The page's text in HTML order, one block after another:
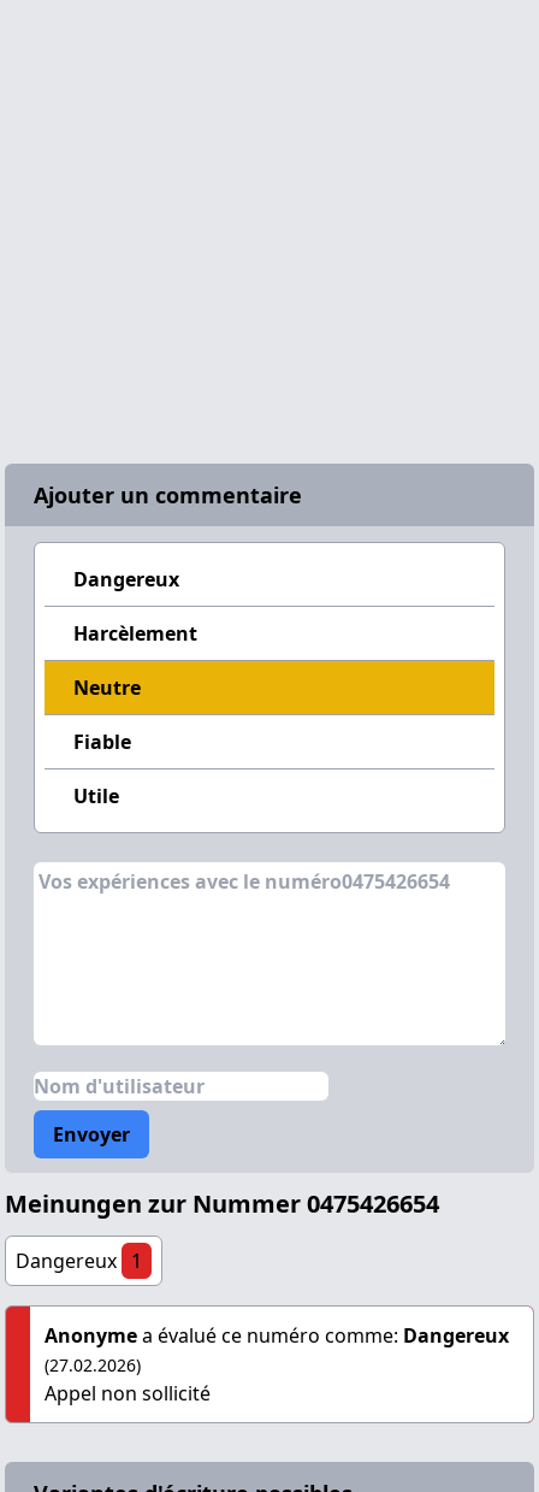
Ajouter un commentaire
Dangereux
Harcèlement
Neutre
Fiable
Utile
Envoyer
Meinungen zur Nummer 0475426654
Dangereux 1
Anonymea évalué ce numéro comme: Dangereux
(27.02.2026)
Appel non sollicité